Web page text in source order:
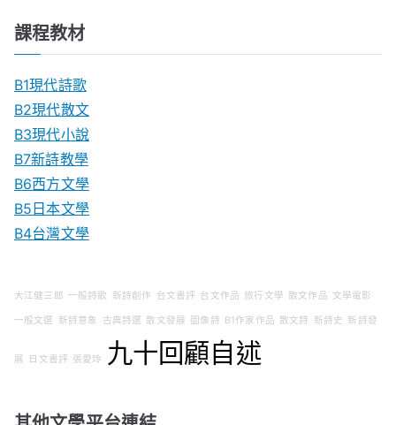
課程教材
B1現代詩歌
B2現代散文
B3現代小說
B7新詩教學
B6西方文學
B5日本文學
B4台灣文學
大江健三郎 一般詩歌 新詩創作 台文書評 台文作品 旅行文學 散文作品 文學電影
一般文選 新詩意象 古典詩選 散文發展 圖像詩 B1作家作品 散文詩 新詩史 新詩發
展 日文書評 張愛玲 九十回顧自述